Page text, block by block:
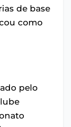
de base
como
pelo